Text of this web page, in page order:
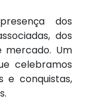
dos
dos
mercado. Um
celebramos
e conquistas,